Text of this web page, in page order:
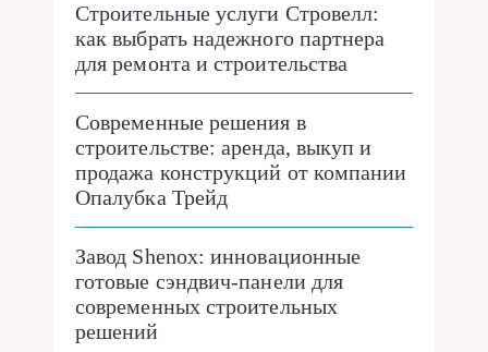
Строительные услуги Стровелл:
как выбрать надежного партнера
для ремонта и строительства
Современные решения в
строительстве: аренда, выкуп и
продажа конструкций от компании
Опалубка Трейд
Завод Shenox: инновационные
готовые сэндвич-панели для
современных строительных
решений